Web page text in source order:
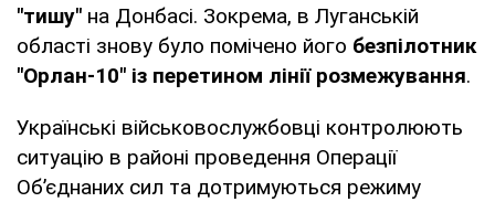
"тишу" на Донбасі. Зокрема, в Луганській
області знову було помічено його безпілотник
"Орлан-10" із перетином лінії розмежування.
Українські військовослужбовці контролюють
ситуацію в районі проведення Операції
Об’єднаних сил та дотримуються режиму